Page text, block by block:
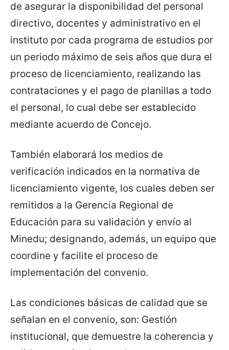
de asegurar la disponibilidad del personal
directivo, docentes y administrativo en el
instituto por cada programa de estudios por
un periodo máximo de seis años que dura el
proceso de licenciamiento, realizando las
contrataciones y el pago de planillas a todo
el personal, lo cual debe ser establecido
mediante acuerdo de Concejo.
También elaborará los medios de
verificación indicados en la normativa de
licenciamiento vigente, los cuales deben ser
remitidos a la Gerencia Regional de
Educación para su validación y envío al
Minedu; designando, además, un equipo que
coordine y facilite el proceso de
implementación del convenio.
Las condiciones básicas de calidad que se
señalan en el convenio, son: Gestión
institucional, que demuestre la coherencia y